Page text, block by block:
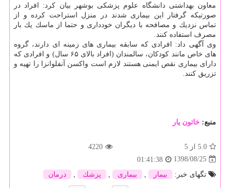
معاون بهداشتی دانشگاه علوم پزشكی بوشهر بیان كرد: افراد در
صورتیكه گرفتار این بیماری شدند در منزل استراحت كرده و از
تماس نزدیك و مصافحه با دیگران خودداری و حتما از ماسك یك بار
مصرف استفاده كنند.
وی آگهی داد: افرادی كه سابقه بیماری های زمینه ای دارند، گروه
های خاص مانند كودكان، سالمندان (افراد بالای ۶۵ سال) و افرادی كه
دارای بیماری نقص ایمنی هستند لازم است واكسن آنفلوانزا را تهیه و
تزریق كنند.
منبع: خاتون یار
5.0 از 5
4220
1398/08/25
01:41:38
تگهای خبر:
بیمار بیماری پزشك درمان